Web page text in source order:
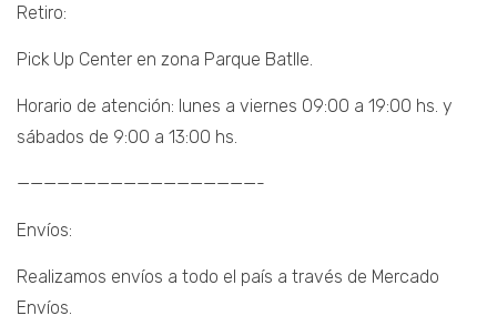
Retiro:
Pick Up Center en zona Parque Batlle.
Horario de atención: lunes a viernes 09:00 a 19:00 hs. y
sábados de 9:00 a 13:00 hs.
——————————————————-
Envíos:
Realizamos envíos a todo el país a través de Mercado
Envíos.